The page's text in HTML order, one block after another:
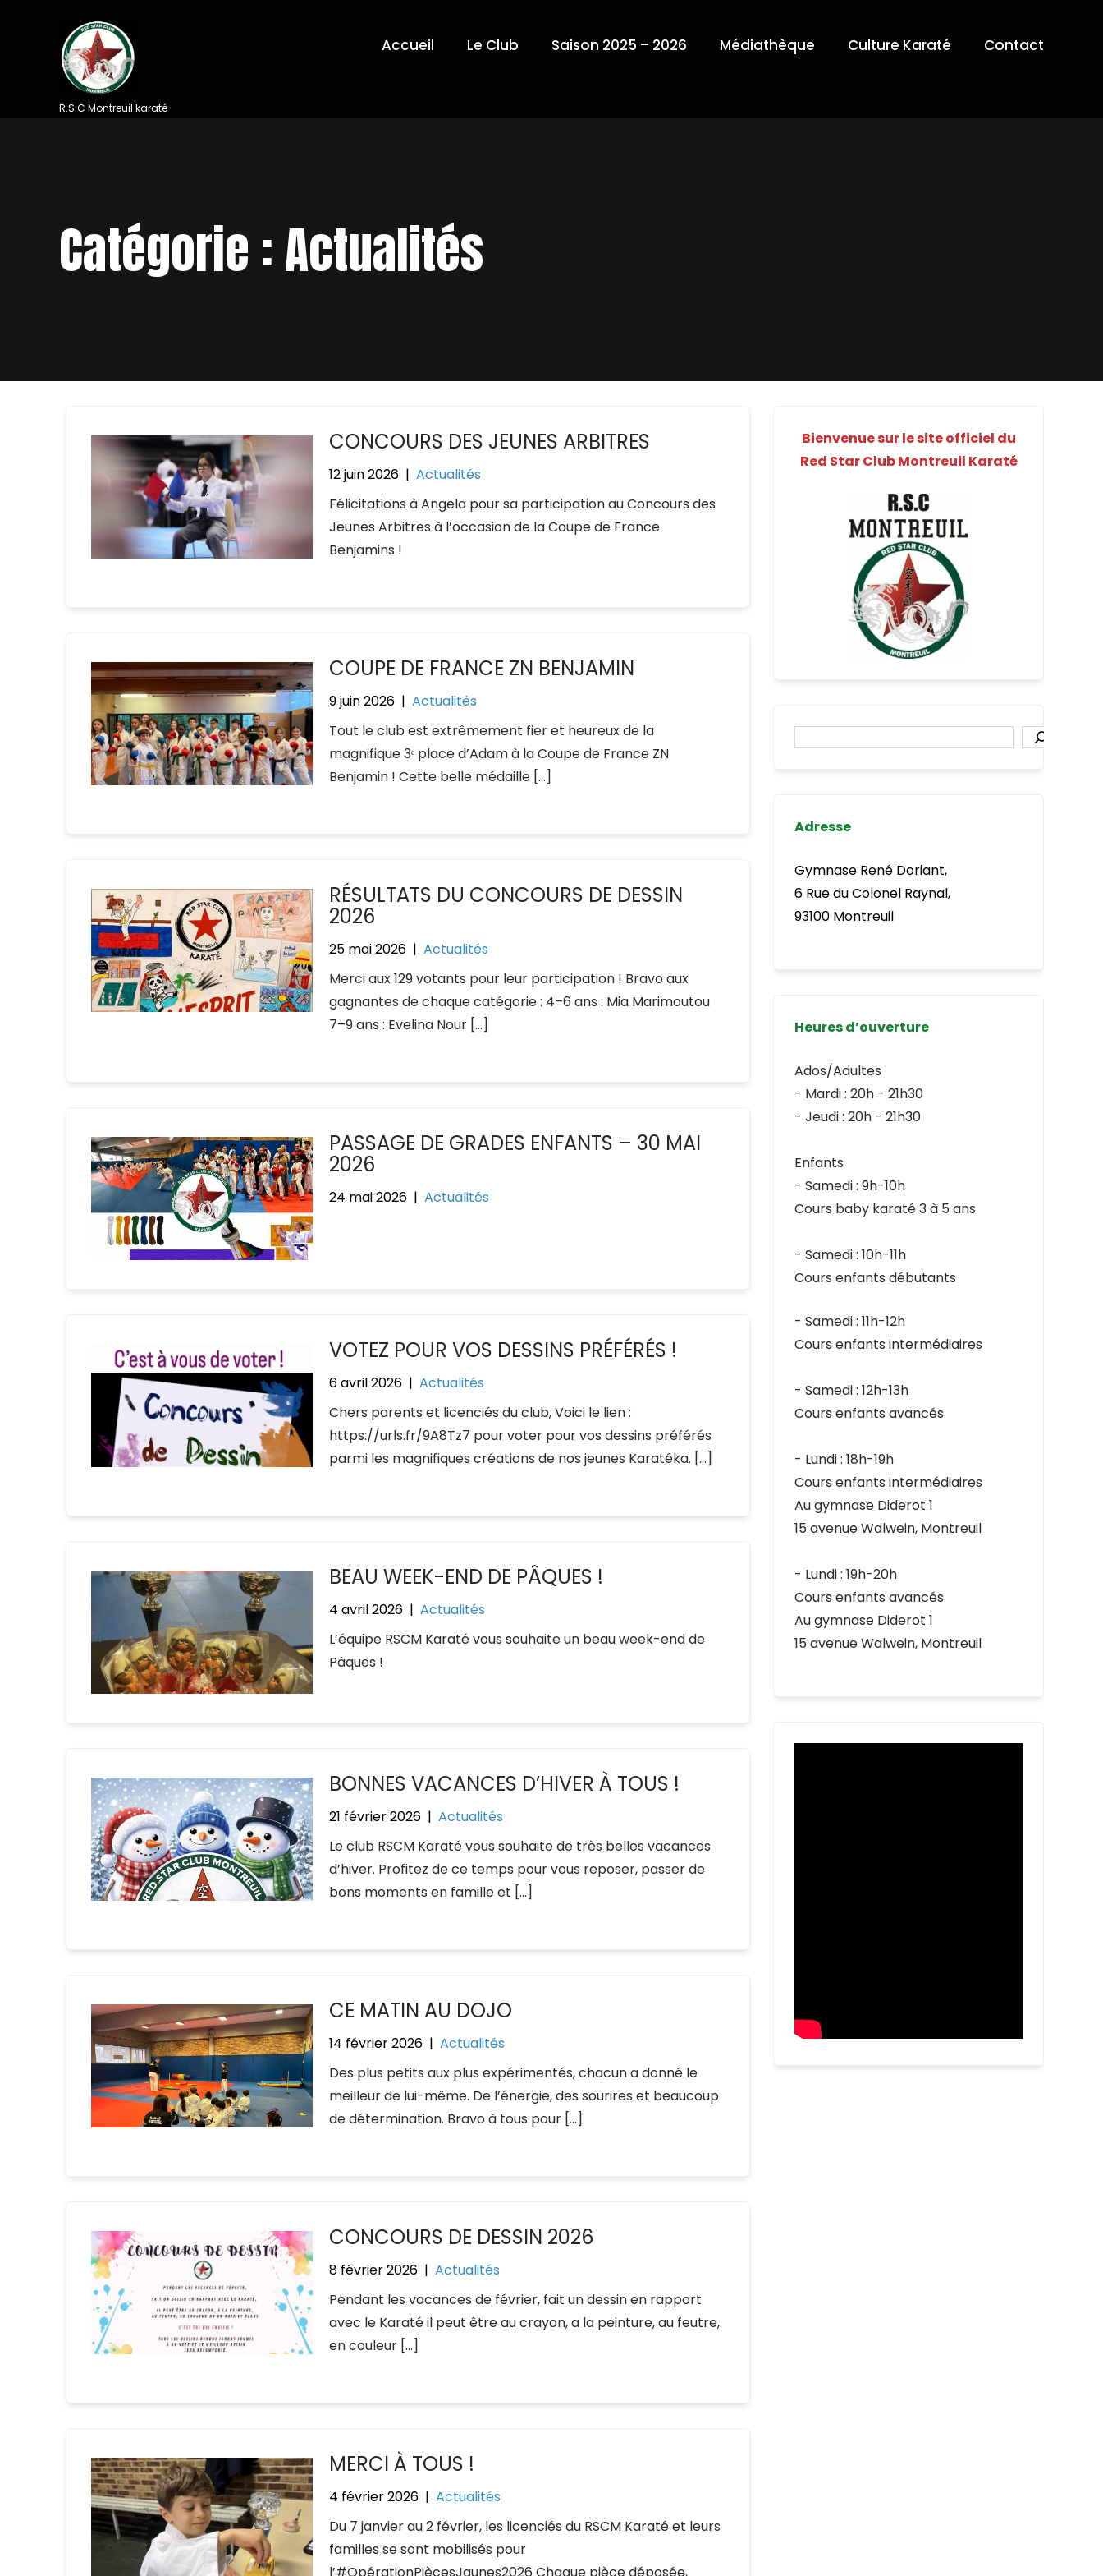
R.S.C Montreuil karaté
Accueil Le Club Saison 2025 – 2026 Médiathèque Culture Karaté Contact
Catégorie :Actualités
CONCOURS DES JEUNES ARBITRES
12 juin 2026 |Actualités
Félicitations à Angela pour sa participation au Concours des
Jeunes Arbitres à l’occasion de la Coupe de France
Benjamins !
COUPE DE FRANCE ZN BENJAMIN
9 juin 2026 |Actualités
Tout le club est extrêmement fier et heureux de la
magnifique 3ᵉ place d’Adam à la Coupe de France ZN
Benjamin ! Cette belle médaille […]
RÉSULTATS DU CONCOURS DE DESSIN
2026
25 mai 2026 |Actualités
Merci aux 129 votants pour leur participation ! Bravo aux
gagnantes de chaque catégorie : 4–6 ans : Mia Marimoutou
7–9 ans : Evelina Nour […]
PASSAGE DE GRADES ENFANTS – 30 MAI
2026
24 mai 2026 |Actualités
VOTEZ POUR VOS DESSINS PRÉFÉRÉS !
6 avril 2026 |Actualités
Chers parents et licenciés du club, Voici le lien :
https://urls.fr/9A8Tz7 pour voter pour vos dessins préférés
parmi les magnifiques créations de nos jeunes Karatéka. […]
BEAU WEEK-END DE PÂQUES !
4 avril 2026 |Actualités
L’équipe RSCM Karaté vous souhaite un beau week-end de
Pâques !
BONNES VACANCES D’HIVER À TOUS !
21 février 2026 |Actualités
Le club RSCM Karaté vous souhaite de très belles vacances
d’hiver. Profitez de ce temps pour vous reposer, passer de
bons moments en famille et […]
CE MATIN AU DOJO
14 février 2026 |Actualités
Des plus petits aux plus expérimentés, chacun a donné le
meilleur de lui-même. De l’énergie, des sourires et beaucoup
de détermination. Bravo à tous pour […]
CONCOURS DE DESSIN 2026
8 février 2026 |Actualités
Pendant les vacances de février, fait un dessin en rapport
avec le Karaté il peut être au crayon, a la peinture, au feutre,
en couleur […]
MERCI À TOUS !
4 février 2026 |Actualités
Du 7 janvier au 2 février, les licenciés du RSCM Karaté et leurs
familles se sont mobilisés pour
Bienvenue sur le site officiel du
Red Star Club Montreuil Karaté
Rechercher
Adresse
Gymnase René Doriant,
6 Rue du Colonel Raynal,
93100 Montreuil
Heures d’ouverture
Ados/Adultes
- Mardi : 20h - 21h30
- Jeudi : 20h - 21h30
Enfants
- Samedi : 9h-10h
Cours baby karaté 3 à 5 ans
- Samedi : 10h-11h
Cours enfants débutants
- Samedi : 11h-12h
Cours enfants intermédiaires
- Samedi : 12h-13h
Cours enfants avancés
- Lundi : 18h-19h
Cours enfants intermédiaires
Au gymnase Diderot 1
15 avenue Walwein, Montreuil
- Lundi : 19h-20h
Cours enfants avancés
Au gymnase Diderot 1
15 avenue Walwein, Montreuil